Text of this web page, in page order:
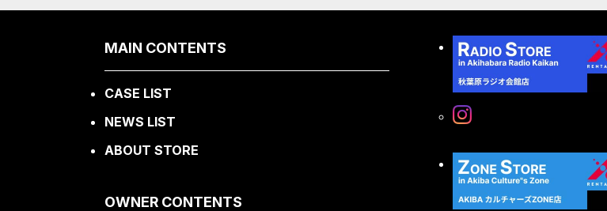
MAIN CONTENTS
CASE LIST
NEWS LIST
ABOUT STORE
OWNER CONTENTS